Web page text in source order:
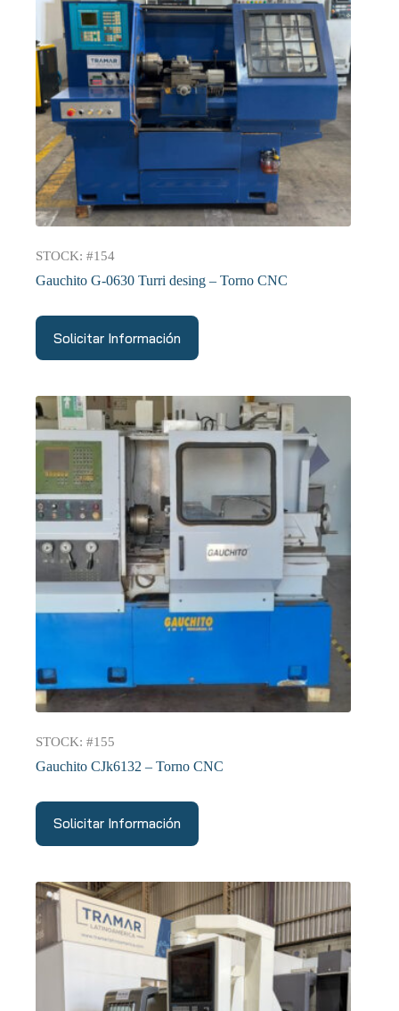
STOCK: #154
Gauchito G-0630 Turri desing – Torno CNC
Solicitar Información
STOCK: #155
Gauchito CJk6132 – Torno CNC
Solicitar Información